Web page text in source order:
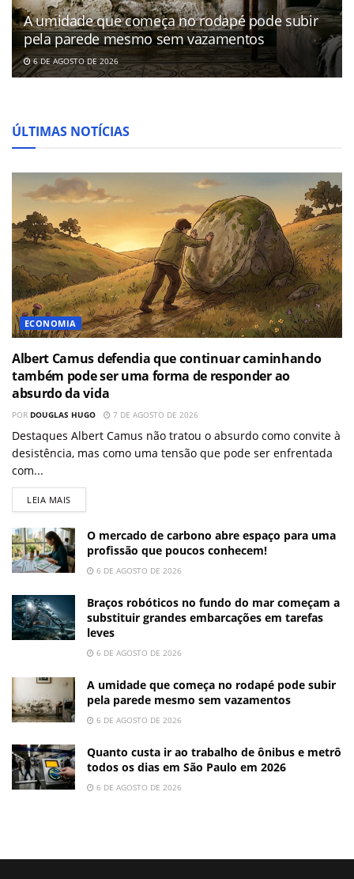
A umidade que começa no rodapé pode subir
pela parede mesmo sem vazamentos
6 DE AGOSTO DE 2026
ÚLTIMAS NOTÍCIAS
ECONOMIA
Albert Camus defendia que continuar caminhando
também pode ser uma forma de responder ao
absurdo da vida
POR DOUGLAS HUGO 7 DE AGOSTO DE 2026
Destaques Albert Camus não tratou o absurdo como convite à
desistência, mas como uma tensão que pode ser enfrentada
com...
LEIA MAIS
O mercado de carbono abre espaço para uma
profissão que poucos conhecem!
6 DE AGOSTO DE 2026
Braços robóticos no fundo do mar começam a
substituir grandes embarcações em tarefas
leves
6 DE AGOSTO DE 2026
A umidade que começa no rodapé pode subir
pela parede mesmo sem vazamentos
6 DE AGOSTO DE 2026
Quanto custa ir ao trabalho de ônibus e metrô
todos os dias em São Paulo em 2026
6 DE AGOSTO DE 2026